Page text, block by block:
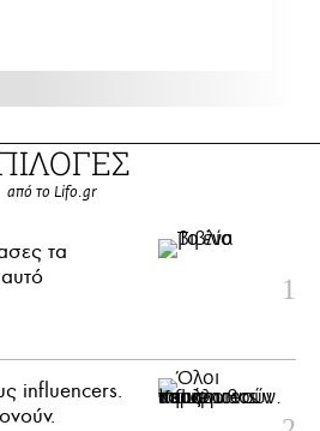
από το Lifo.gr
τα
influencers.